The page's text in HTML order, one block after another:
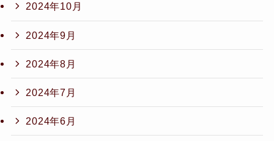
2024年10月
2024年9月
2024年8月
2024年7月
2024年6月